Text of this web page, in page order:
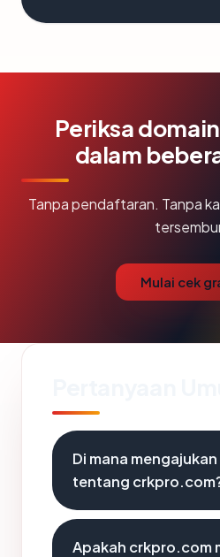
Periksa
dalam
Tanpa pendaftaran. Tanpa
Mulai cek
Di mana
tentang
Apakah crkpro.com